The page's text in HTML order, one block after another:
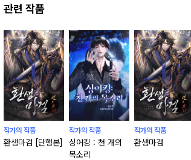
관련 작품
작가의 작품
환생마검 [단행본]
작가의 작품
싱어킹 : 천 개의
목소리
작가의 작품
환생마검